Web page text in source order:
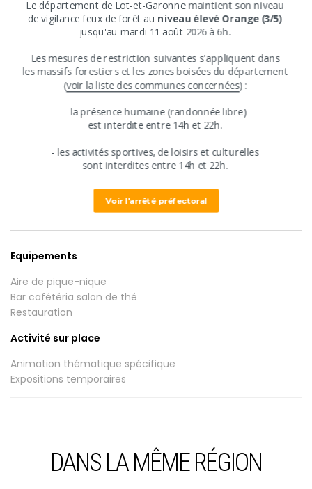
Type de monument
Ville, village et quartier
Tarifs
Descriptif tarifs
Visite libre :
Equipements / activités
Equipements
Aire de pique-nique
Bar cafétéria salon de thé
Restauration
Activité sur place
Animation thématique spécifique
Expositions temporaires
DANS LA MÊME RÉGION
Le département de Lot-et-Garonne maintient son niveau
​de vigilance feux de forêt au niveau élevé Orange (3/5)
jusqu'au mardi 11 août 2026 à 6h.
​Les mesures de restriction suivantes s'appliquent ​dans
​les massifs forestiers et les zones boisées du département
​(voir la liste des communes concernées) :
​​- ​la présence humaine (randonnée libre)
​est interdite entre ​14h et 22h.
​- les activités sportives, de loisirs et culturelles
​sont interdites ​entre 14h et 22h.
Voir l'arrêté préfectoral